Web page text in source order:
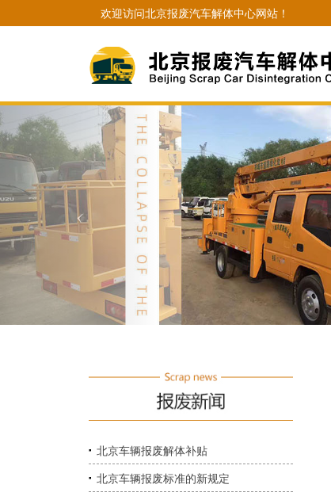
欢迎访问北京报废汽车解体中心网站！
北京车辆报废解体补贴
北京车辆报废标准的新规定